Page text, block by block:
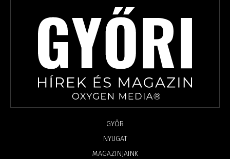
GYŐR
NYUGAT
MAGAZINJAINK